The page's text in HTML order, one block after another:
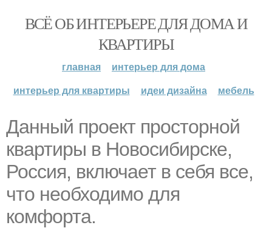
ВСЁ ОБ ИНТЕРЬЕРЕ ДЛЯ ДОМА И
КВАРТИРЫ
главная
интерьер для дома
интерьер для квартиры
идеи дизайна мебель
Данный проект просторной
квартиры в Новосибирске,
Россия, включает в себя все,
что необходимо для
комфорта.